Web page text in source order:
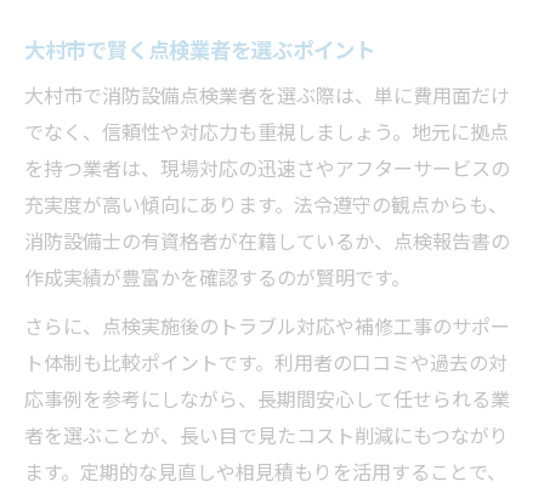
大村市で賢く点検業者を選ぶポイント
大村市で消防設備点検業者を選ぶ際は、単に費用面だけ
でなく、信頼性や対応力も重視しましょう。地元に拠点
を持つ業者は、現場対応の迅速さやアフターサービスの
充実度が高い傾向にあります。法令遵守の観点からも、
消防設備士の有資格者が在籍しているか、点検報告書の
作成実績が豊富かを確認するのが賢明です。
さらに、点検実施後のトラブル対応や補修工事のサポー
ト体制も比較ポイントです。利用者の口コミや過去の対
応事例を参考にしながら、長期間安心して任せられる業
者を選ぶことが、長い目で見たコスト削減にもつながり
ます。定期的な見直しや相見積もりを活用することで、